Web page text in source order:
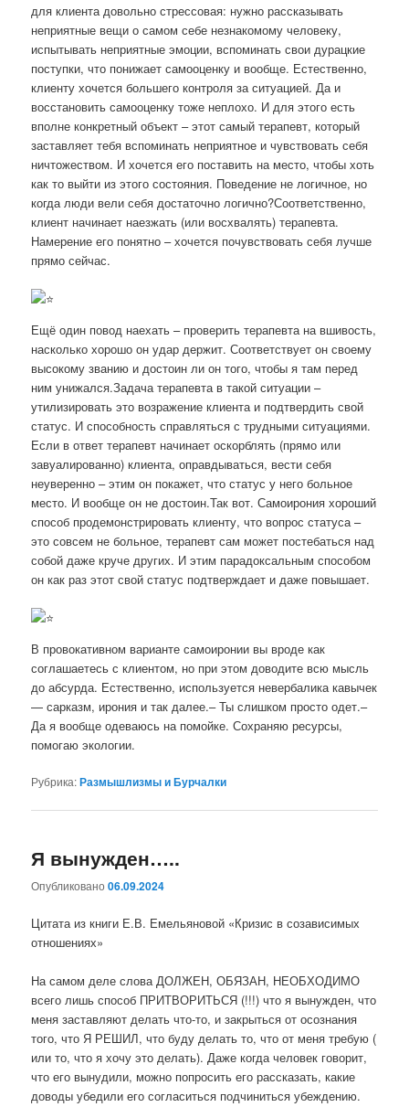
для клиента довольно стрессовая: нужно рассказывать
неприятные вещи о самом себе незнакомому человеку,
испытывать неприятные эмоции, вспоминать свои дурацкие
поступки, что понижает самооценку и вообще. Естественно,
клиенту хочется большего контроля за ситуацией. Да и
восстановить самооценку тоже неплохо. И для этого есть
вполне конкретный объект – этот самый терапевт, который
заставляет тебя вспоминать неприятное и чувствовать себя
ничтожеством. И хочется его поставить на место, чтобы хоть
как то выйти из этого состояния. Поведение не логичное, но
когда люди вели себя достаточно логично?Соответственно,
клиент начинает наезжать (или восхвалять) терапевта.
Намерение его понятно – хочется почувствовать себя лучше
прямо сейчас.
Ещё один повод наехать – проверить терапевта на вшивость,
насколько хорошо он удар держит. Соответствует он своему
высокому званию и достоин ли он того, чтобы я там перед
ним унижался.Задача терапевта в такой ситуации –
утилизировать это возражение клиента и подтвердить свой
статус. И способность справляться с трудными ситуациями.
Если в ответ терапевт начинает оскорблять (прямо или
завуалированно) клиента, оправдываться, вести себя
неуверенно – этим он покажет, что статус у него больное
место. И вообще он не достоин.Так вот. Самоирония хороший
способ продемонстрировать клиенту, что вопрос статуса –
это совсем не больное, терапевт сам может постебаться над
собой даже круче других. И этим парадоксальным способом
он как раз этот свой статус подтверждает и даже повышает.
В провокативном варианте самоиронии вы вроде как
соглашаетесь с клиентом, но при этом доводите всю мысль
до абсурда. Естественно, используется невербалика кавычек
— сарказм, ирония и так далее.– Ты слишком просто одет.–
Да я вообще одеваюсь на помойке. Сохраняю ресурсы,
помогаю экологии.
Рубрика:Размышлизмы и Бурчалки
Я вынужден…..
Опубликовано06.09.2024
Цитата из книги Е.В. Емельяновой «Кризис в созависимых
отношениях»
На самом деле слова ДОЛЖЕН, ОБЯЗАН, НЕОБХОДИМО
всего лишь способ ПРИТВОРИТЬСЯ (!!!) что я вынужден, что
меня заставляют делать что-то, и закрыться от осознания
того, что Я РЕШИЛ, что буду делать то, что от меня требую (
или то, что я хочу это делать). Даже когда человек говорит,
что его вынудили, можно попросить его рассказать, какие
доводы убедили его согласиться подчиниться убеждению.